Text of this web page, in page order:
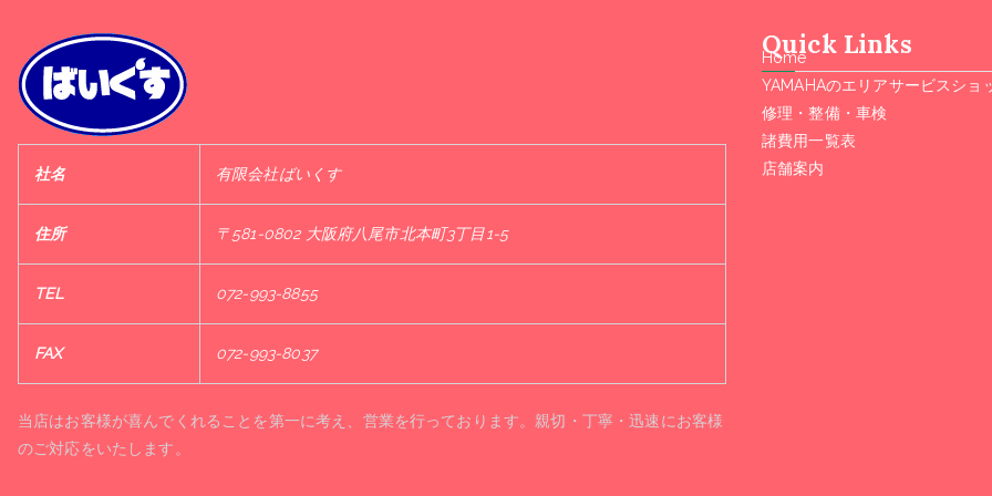
社名 有限会社ばいくす
住所 〒581-0802 大阪府八尾市北本町3丁目1-5
TEL 072-993-8855
FAX 072-993-8037
当店はお客様が喜んでくれることを第一に考え、営業を行っております。親切・丁寧・迅速にお客様
のご対応をいたします。
Quick Links
Home
YAMAHAのエリアサービスショ
修理・整備・車検
諸費用一覧表
店舗案内